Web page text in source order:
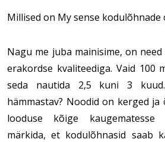
Millised on My sense kodulõhnade
Nagu me juba mainisime, on
erakordse kvaliteediga. Vaid 100
seda nautida 2,5 kuni 3
hämmastav? Noodid on kerged ja
looduse kõige kaugematesse
märkida, et kodulõhnasid saab